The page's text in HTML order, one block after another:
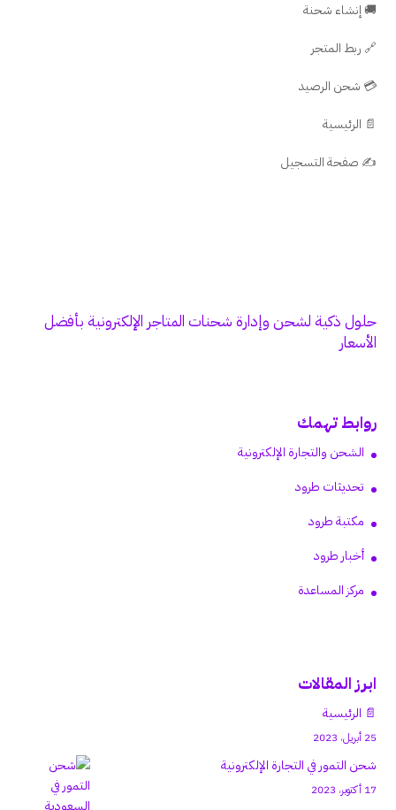
🚚 إنشاء شحنة
🔗 ربط المتجر
💳 شحن الرصيد
📄 الرئيسية
✍️ صفحة التسجيل
حلول ذكية لشحن وإدارة شحنات المتاجر الإلكترونية بأفضل
الأسعار
روابط تهمك
الشحن والتجارة الإلكترونية
تحديثات طرود
مكتبة طرود
أخبار طرود
مركز المساعدة
ابرز المقالات
📄 الرئيسية
25 أبريل، 2023
شحن التمور في التجارة الإلكترونية
17 أكتوبر، 2023